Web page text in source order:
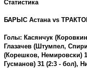
Статистика
БАРЫС Астана vs
Голы: Касянчук
Глазачев (Штумпел,
(Корешков, Немировски)
Гусманов) 31 (2:3 - бол),